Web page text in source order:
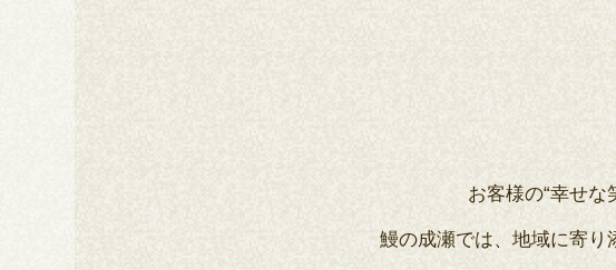
お客様の“幸せな
鰻の成瀬では、地域に寄り